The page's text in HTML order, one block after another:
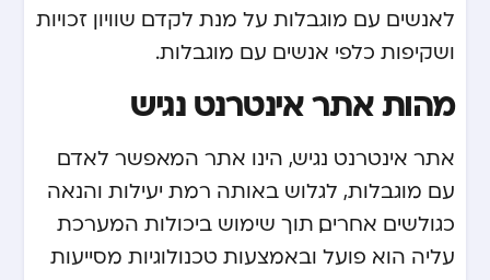
לאנשים עם מוגבלות על מנת לקדם שוויון זכויות
ושקיפות כלפי אנשים עם מוגבלות.
מהות אתר אינטרנט נגיש
אתר אינטרנט נגיש, הינו אתר המאפשר לאדם
עם מוגבלות, לגלוש באותה רמת יעילות והנאה
כגולשים אחרים, תוך שימוש ביכולות המערכת
עליה הוא פועל ובאמצעות טכנולוגיות מסייעות